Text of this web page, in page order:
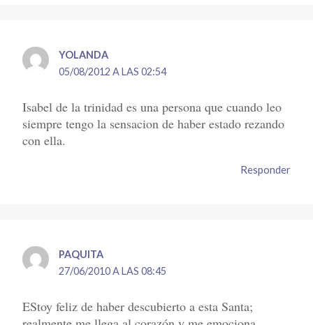
YOLANDA
05/08/2012 A LAS 02:54
Isabel de la trinidad es una persona que cuando leo
siempre tengo la sensacion de haber estado rezando
con ella.
Responder
PAQUITA
27/06/2010 A LAS 08:45
EStoy feliz de haber descubierto a esta Santa;